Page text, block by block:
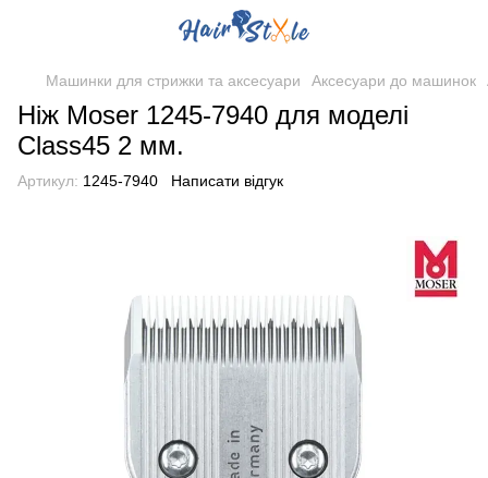
Машинки для стрижки та аксесуари Аксесуари до машинок
Ніж Moser 1245-7940 для моделі
Class45 2 мм.
Артикул: 1245-7940 Написати відгук